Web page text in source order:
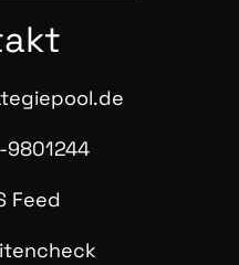
9801244
Feed